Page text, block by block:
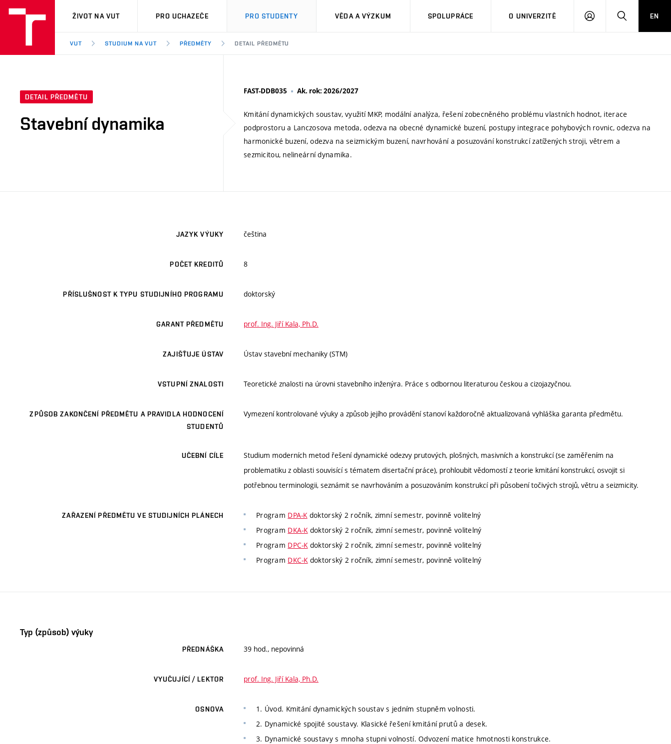
VUT
ŽIVOT NA VUT PRO UCHAZEČE PRO STUDENTY VĚDA A VÝZKUM SPOLUPRÁCE O UNIVERZITĚ
PŘIHLÁSIT HLEDATEN
VUT STUDIUM NA VUT PŘEDMĚTY DETAIL PŘEDMĚTU
DETAIL PŘEDMĚTU
Stavební dynamika
FAST-DDB035 Ak. rok: 2026/2027
Kmitání dynamických soustav, využití MKP, modální analýza, řešení zobecněného problému vlastních hodnot, iterace
podprostoru a Lanczosova metoda, odezva na obecné dynamické buzení, postupy integrace pohybových rovnic, odezva na
harmonické buzení, odezva na seizmickým buzení, navrhování a posuzování konstrukcí zatížených stroji, větrem a
sezmicitou, nelineární dynamika.
JAZYK VÝUKY čeština
POČET KREDITŮ 8
PŘÍSLUŠNOST K TYPU STUDIJNÍHO PROGRAMU doktorský
GARANT PŘEDMĚTU prof. Ing. Jiří Kala, Ph.D.
ZAJIŠŤUJE ÚSTAV Ústav stavební mechaniky (STM)
VSTUPNÍ ZNALOSTI Teoretické znalosti na úrovni stavebního inženýra. Práce s odbornou literaturou českou a cizojazyčnou.
ZPŮSOB ZAKONČENÍ PŘEDMĚTU A PRAVIDLA HODNOCENÍ
STUDENTŮ
Vymezení kontrolované výuky a způsob jejího provádění stanoví každoročně aktualizovaná vyhláška garanta předmětu.
UČEBNÍ CÍLE
Studium moderních metod řešení dynamické odezvy prutových, plošných, masivních a konstrukcí (se zaměřením na
problematiku z oblasti souvisící s tématem disertační práce), prohloubit vědomostí z teorie kmitání konstrukcí, osvojit si
potřebnou terminologii, seznámit se navrhováním a posuzováním konstrukcí při působení točivých strojů, větru a seizmicity.
ZAŘAZENÍ PŘEDMĚTU VE STUDIJNÍCH PLÁNECH Program DPA-Kdoktorský 2 ročník, zimní semestr, povinně volitelný
Program DKA-Kdoktorský 2 ročník, zimní semestr, povinně volitelný
Program DPC-Kdoktorský 2 ročník, zimní semestr, povinně volitelný
Program DKC-Kdoktorský 2 ročník, zimní semestr, povinně volitelný
Typ (způsob) výuky
PŘEDNÁŠKA 39 hod., nepovinná
VYUČUJÍCÍ / LEKTOR prof. Ing. Jiří Kala, Ph.D.
OSNOVA
1. Úvod. Kmitání dynamických soustav s jedním stupněm volnosti.
2. Dynamické spojité soustavy. Klasické řešení kmitání prutů a desek.
3. Dynamické soustavy s mnoha stupni volností. Odvození matice hmotnosti konstrukce.